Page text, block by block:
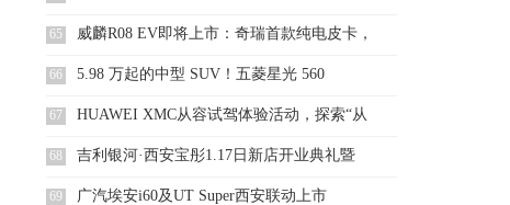
展
65
威麟R08 EV即将上市：奇瑞首款纯电皮卡，
66 5.98 万起的中型 SUV！五菱星光 560
67 HUAWEI XMC从容试驾体验活动，探索“从
68
吉利银河·西安宝彤1.17日新店开业典礼暨
M9
69 广汽埃安i60及UT Super西安联动上市